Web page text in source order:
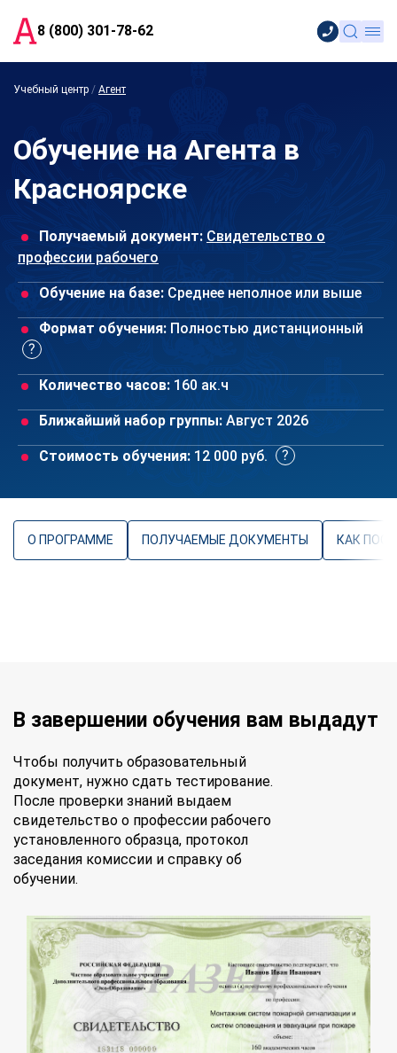
8 (800) 301-78-62
Учебный центр / Агент
Обучение на Агента в
Красноярске
Получаемый документ: Свидетельство о
профессии рабочего
Обучение на базе: Среднее неполное или выше
Формат обучения: Полностью дистанционный
Количество часов: 160 ак.ч
Ближайший набор группы: Август 2026
Стоимость обучения: 12 000 руб.
О ПРОГРАММЕ ПОЛУЧАЕМЫЕ ДОКУМЕНТЫ КАК
В завершении обучения вам выдадут
Чтобы получить образовательный
документ, нужно сдать тестирование.
После проверки знаний выдаем
свидетельство о профессии рабочего
установленного образца, протокол
заседания комиссии и справку об
обучении.